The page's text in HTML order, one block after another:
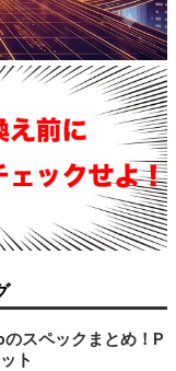
スペックまとめ！P
ト